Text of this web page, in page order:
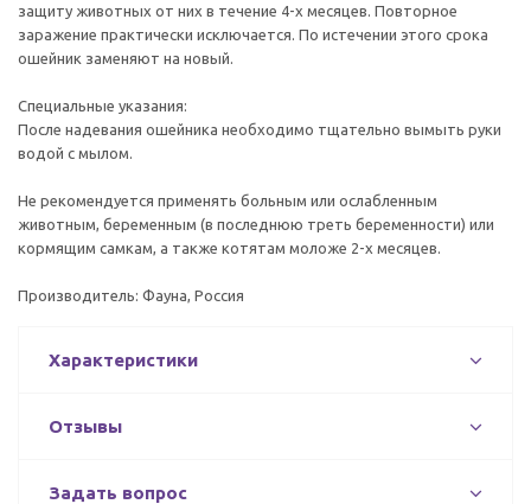
защиту животных от них в течение 4-х месяцев. Повторное
заражение практически исключается. По истечении этого срока
ошейник заменяют на новый.
Специальные указания:
После надевания ошейника необходимо тщательно вымыть руки
водой с мылом.
Не рекомендуется применять больным или ослабленным
животным, беременным (в последнюю треть беременности) или
кормящим самкам, а также котятам моложе 2-х месяцев.
Производитель: Фауна, Россия
Характеристики
Отзывы
Задать вопрос